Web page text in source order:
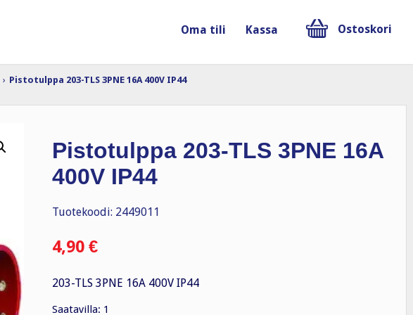
Oma tili Kassa Ostoskori
› Pistotulppa 203-TLS 3PNE 16A 400V IP44
Pistotulppa 203-TLS 3PNE 16A
400V IP44
Tuotekoodi: 2449011
4,90 €
203-TLS 3PNE 16A 400V IP44
Saatavilla: 1